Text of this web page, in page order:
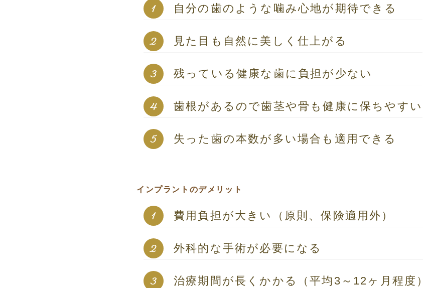
自分の歯のような噛み心地が期待できる
見た目も自然に美しく仕上がる
残っている健康な歯に負担が 少ない
歯根があるので歯茎や骨も健康に保ちやすい
失った歯の本数が多い場合も適用できる
インプラントのデメリット
費用負担が大きい （原則、保険適用外）
外科的な手術が必要になる
治療期間が長くかかる （平均3～12ヶ月程度）